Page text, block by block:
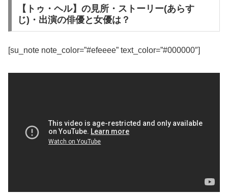
【トゥ・ヘル】の見所・ストーリー(あらす
じ)・出演の俳優と女優は？
[su_note note_color=”#efeeee” text_color=”#000000″]